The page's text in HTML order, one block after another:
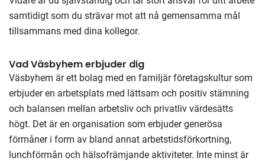
samtidigt som du strävar mot att nå gemensamma mål
tillsammans med dina kollegor.
Vad Väsbyhem erbjuder dig
Väsbyhem är ett bolag med en familjär företagskultur som
erbjuder en arbetsplats med lättsam och positiv stämning
och balansen mellan arbetsliv och privatliv värdesätts
högt. Det är en organisation som erbjuder generösa
förmåner i form av bland annat arbetstidsförkortning,
lunchförmån och hälsofrämjande aktiviteter. Inte minst är